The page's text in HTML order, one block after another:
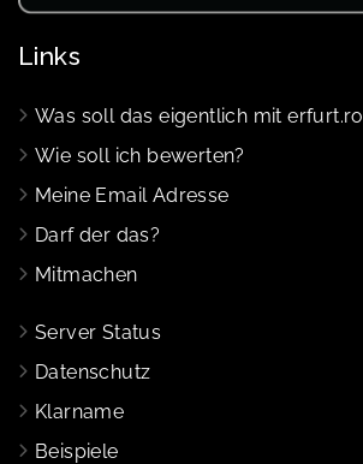
Links
Was soll das eigentlich mit
Wie soll ich bewerten?
Meine Email Adresse
Darf der das?
Mitmachen
Server Status
Datenschutz
Klarname
Beispiele